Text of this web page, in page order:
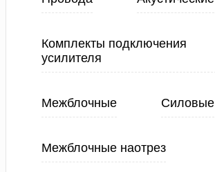
Комплекты подключения
усилителя
Межблочные Силовые
Межблочные наотрез